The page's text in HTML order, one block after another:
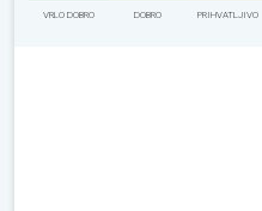
VRLO DOBRO DOBRO PRIHVATLJIVO